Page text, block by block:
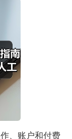
、账户和付费